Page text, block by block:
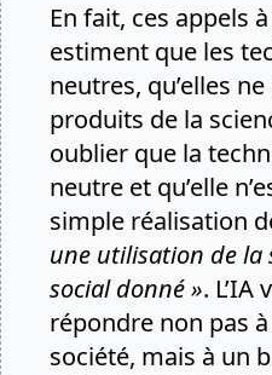
En fait, ces appels
estiment que les
neutres, qu’elles
produits de la
oublier que la
neutre et qu’elle
simple réalisation
une utilisation de la
social donné ». L’IA
répondre non pas
société, mais à un